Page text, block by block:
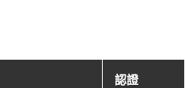
認證